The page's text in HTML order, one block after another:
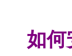
如何